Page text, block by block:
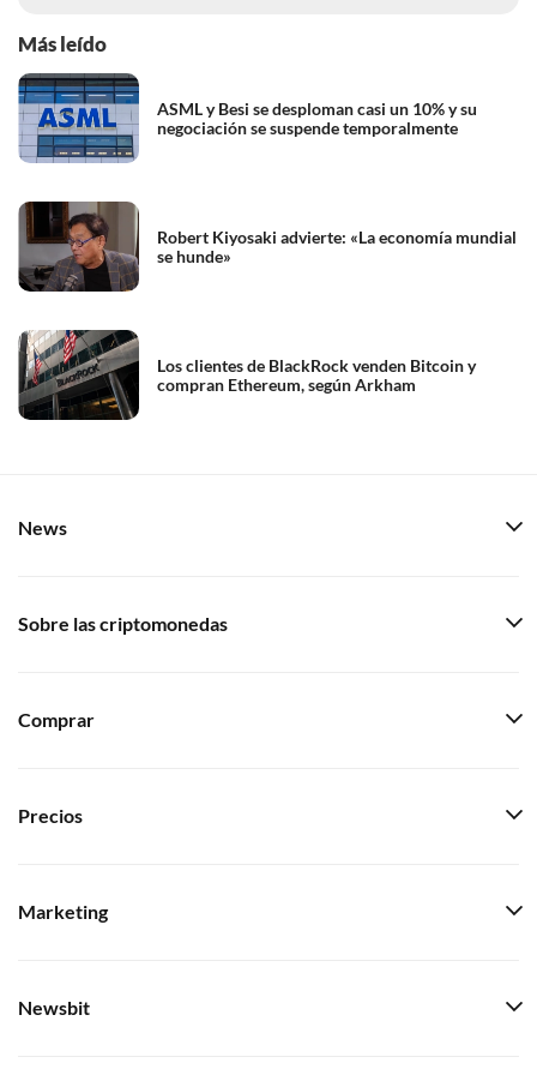
Más leído
ASML y Besi se desploman casi un 10% y su
negociación se suspende temporalmente
Robert Kiyosaki advierte: «La economía mundial
se hunde»
Los clientes de BlackRock venden Bitcoin y
compran Ethereum, según Arkham
News
Sobre las criptomonedas
Comprar
Precios
Marketing
Newsbit